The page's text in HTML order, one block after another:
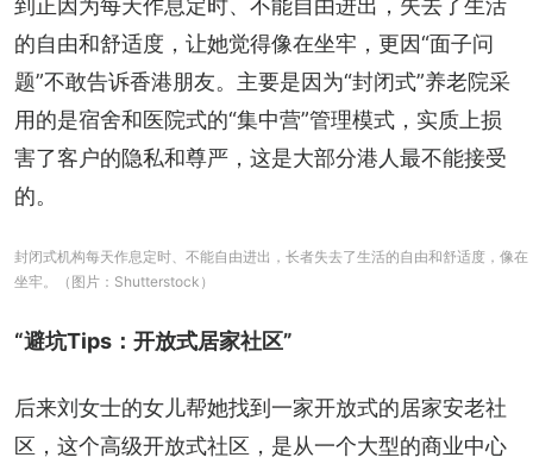
到正因为每天作息定时、不能自由进出，失去了生活
的自由和舒适度，让她觉得像在坐牢，更因“面子问
题”不敢告诉香港朋友。主要是因为“封闭式”养老院采
用的是宿舍和医院式的“集中营”管理模式，实质上损
害了客户的隐私和尊严，这是大部分港人最不能接受
的。
封闭式机构每天作息定时、不能自由进出，长者失去了生活的自由和舒适度，像在
坐牢。（图片：Shutterstock）
“避坑Tips：开放式居家社区”
后来刘女士的女儿帮她找到一家开放式的居家安老社
区，这个高级开放式社区，是从一个大型的商业中心